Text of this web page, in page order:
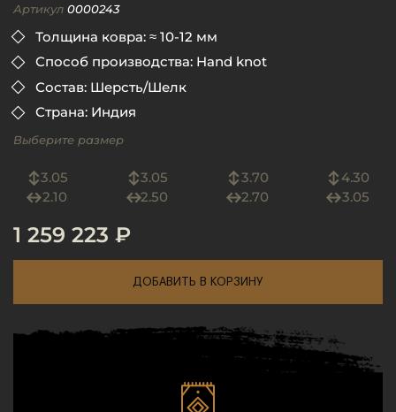
Артикул 0000243
Толщина ковра: ≈ 10-12 мм
Способ производства: Hand knot
Состав: Шерсть/Шелк
Страна: Индия
Выберите размер
3.05
2.10
3.05
2.50
3.70
2.70
4.30
3.05
1 259 223 ₽
ДОБАВИТЬ В КОРЗИНУ